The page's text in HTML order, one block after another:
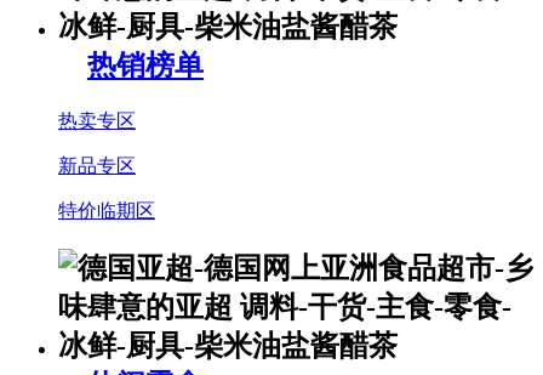
热销榜单
热卖专区
新品专区
特价临期区